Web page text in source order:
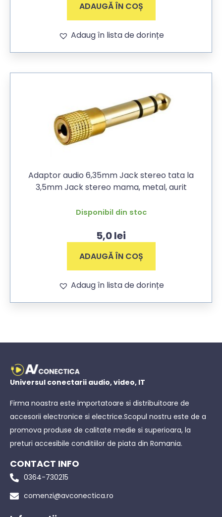
ADAUGĂ ÎN COȘ
Adaug în lista de dorințe
Adaptor audio 6,35mm Jack stereo tata la
3,5mm Jack stereo mama, metal, aurit
Disponibil din stoc
5,0lei
ADAUGĂ ÎN COȘ
Adaug în lista de dorințe
Universul conectarii audio, video, IT
Firma noastra este importatoare si distribuitoare de
accesorii electronice si electrice.Scopul nostru este de a
promova produse de calitate medie si superioara, la
preturi accesibile conditiilor de piata din Romania.
CONTACT INFO
0364-730215
comenzi@avconectica.ro